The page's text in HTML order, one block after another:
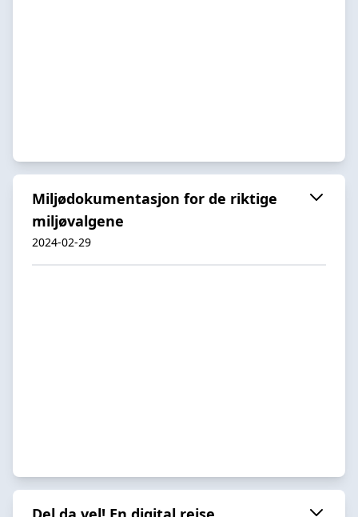
Miljødokumentasjon for de riktige
miljøvalgene
2024-02-29